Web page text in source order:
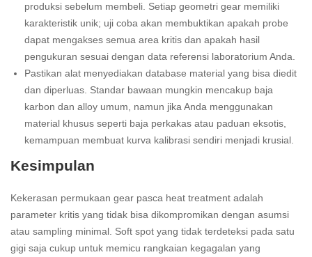
produksi sebelum membeli. Setiap geometri gear memiliki
karakteristik unik; uji coba akan membuktikan apakah probe
dapat mengakses semua area kritis dan apakah hasil
pengukuran sesuai dengan data referensi laboratorium Anda.
Pastikan alat menyediakan database material yang bisa diedit
dan diperluas. Standar bawaan mungkin mencakup baja
karbon dan alloy umum, namun jika Anda menggunakan
material khusus seperti baja perkakas atau paduan eksotis,
kemampuan membuat kurva kalibrasi sendiri menjadi krusial.
Kesimpulan
Kekerasan permukaan gear pasca heat treatment adalah
parameter kritis yang tidak bisa dikompromikan dengan asumsi
atau sampling minimal. Soft spot yang tidak terdeteksi pada satu
gigi saja cukup untuk memicu rangkaian kegagalan yang